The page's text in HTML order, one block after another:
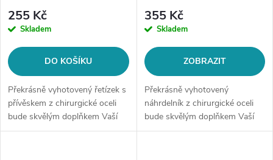
255 Kč
Skladem
DO KOŠÍKU
Překrásně vyhotovený řetízek s
přívěskem z chirurgické oceli
bude skvělým doplňkem Vaší
kolekce šperků. Materiál:
355 Kč
Skladem
ZOBRAZIT
Překrásně vyhotovený
náhrdelník z chirurgické oceli
bude skvělým doplňkem Vaší
kolekce šperků. Materiál: